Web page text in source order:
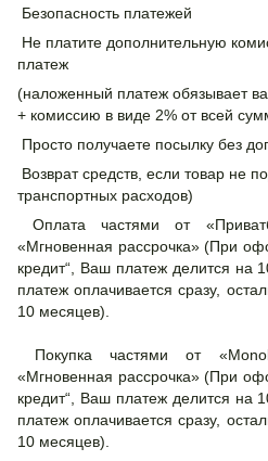
Безопасность платежей
Не платите дополнительную
платеж
(наложенный платеж обязывает
+ комиссию в виде 2% от всей
Просто получаете посылку без
Возврат средств, если товар не
транспортных расходов)
Оплата частями от
«Мгновенная рассрочка» (При
кредит“, Ваш платеж делится на
платеж оплачивается сразу,
10 месяцев).
Покупка частями от
«Мгновенная рассрочка» (При
кредит“, Ваш платеж делится на
платеж оплачивается сразу,
10 месяцев).